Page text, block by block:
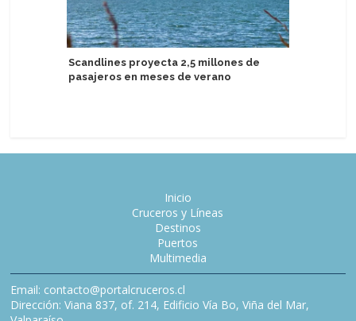
Scandlines proyecta 2,5 millones de
pasajeros en meses de verano
Inicio
Cruceros y Líneas
Destinos
Puertos
Multimedia
Email: contacto@portalcruceros.cl
Dirección: Viana 837, of. 214, Edificio Vía Bo, Viña del Mar,